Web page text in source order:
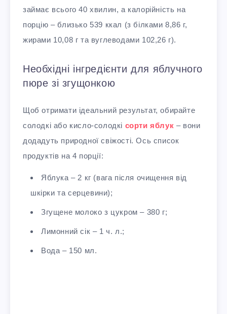
займає всього 40 хвилин, а калорійність на
порцію – близько 539 ккал (з білками 8,86 г,
жирами 10,08 г та вуглеводами 102,26 г).
Необхідні інгредієнти для яблучного
пюре зі згущонкою
Щоб отримати ідеальний результат, обирайте
солодкі або кисло-солодкі сорти яблук – вони
додадуть природної свіжості. Ось список
продуктів на 4 порції:
Яблука – 2 кг (вага після очищення від
шкірки та серцевини);
Згущене молоко з цукром – 380 г;
Лимонний сік – 1 ч. л.;
Вода – 150 мл.